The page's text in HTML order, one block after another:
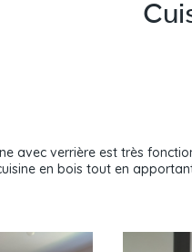
avec verrière est très
en bois tout en